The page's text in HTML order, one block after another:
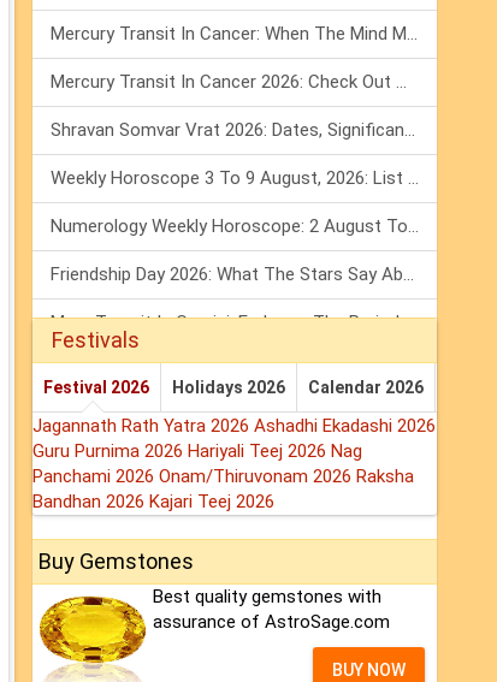
Mercury Transit In Cancer: When The Mind Meets The Heart!
Mercury Transit In Cancer 2026: Check Out What It Brings For You
Shravan Somvar Vrat 2026: Dates, Significance & Rituals In August
Weekly Horoscope 3 To 9 August, 2026: List Of Fasts & Festivals
Numerology Weekly Horoscope: 2 August To 8 August, 2026
Friendship Day 2026: What The Stars Say About Your Best Friend!
Mars Transit In Gemini: Embrace The Period Full Of Energy & Intelligence
Festivals
Festival 2026 Holidays 2026 Calendar 2026
Jagannath Rath Yatra 2026 Ashadhi Ekadashi 2026
Guru Purnima 2026 Hariyali Teej 2026 Nag
Panchami 2026 Onam/Thiruvonam 2026 Raksha
Bandhan 2026 Kajari Teej 2026
Buy Gemstones
Best quality gemstones with
assurance of AstroSage.com
BUY NOW